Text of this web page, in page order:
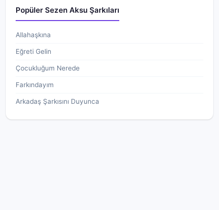
Popüler Sezen Aksu Şarkıları
Allahaşkına
Eğreti Gelin
Çocukluğum Nerede
Farkındayım
Arkadaş Şarkısını Duyunca